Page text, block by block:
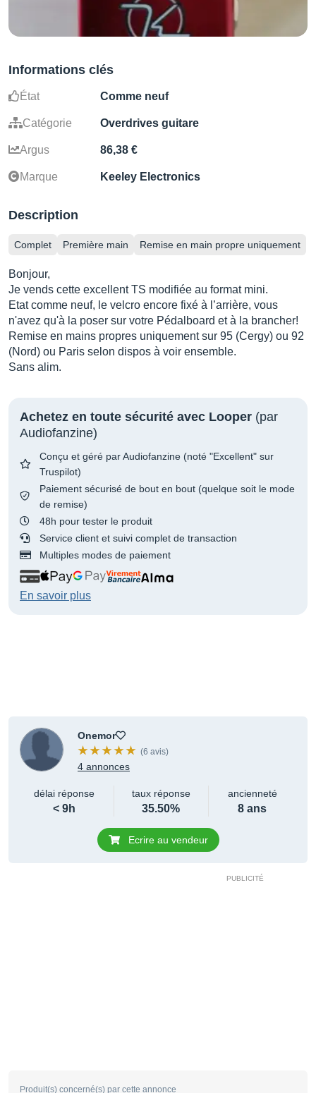
Informations clés
État Comme neuf
Catégorie Overdrives guitare
Argus 86,38 €
Marque Keeley Electronics
Description
Complet Première main Remise en main propre uniquement
Bonjour,
Je vends cette excellent TS modifiée au format mini.
Etat comme neuf, le velcro encore fixé à l’arrière, vous
n'avez qu'à la poser sur votre Pédalboard et à la brancher!
Remise en mains propres uniquement sur 95 (Cergy) ou 92
(Nord) ou Paris selon dispos à voir ensemble.
Sans alim.
Achetez en toute sécurité avec Looper (par
Audiofanzine)
Conçu et géré par Audiofanzine (noté "Excellent" sur
Truspilot)
Paiement sécurisé de bout en bout (quelque soit le mode
de remise)
48h pour tester le produit
Service client et suivi complet de transaction
Multiples modes de paiement
En savoir plus
Onemor
(6 avis)
4 annonces
délai réponse
< 9h
taux réponse
35.50%
ancienneté
8 ans
Ecrire au vendeur
Produit(s) concerné(s) par cette annonce